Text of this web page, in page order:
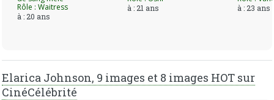
Rôle : Waitress
à : 20 ans
à : 21 ans à : 23 ans
Elarica Johnson, 9 images et 8 images HOT sur
CinéCélébrité